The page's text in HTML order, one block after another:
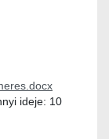
ideje: 10